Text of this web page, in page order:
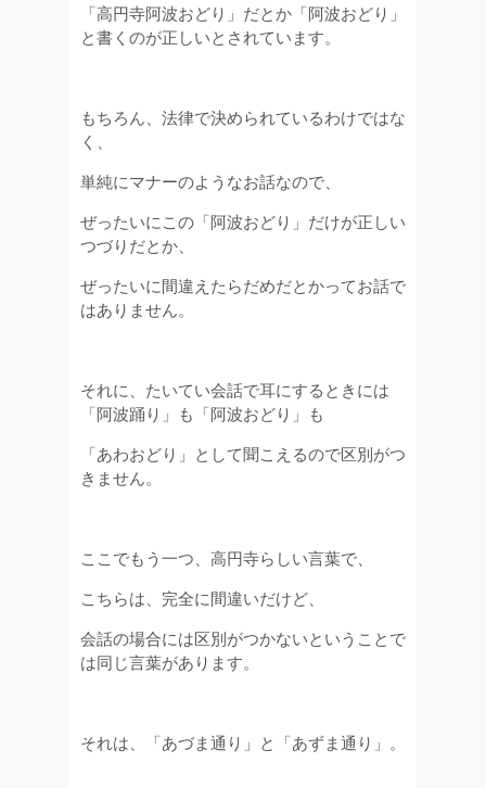
「高円寺阿波おどり」だとか「阿波おどり」
と書くのが正しいとされています。
もちろん、法律で決められているわけではな
く、
単純にマナーのようなお話なので、
ぜったいにこの「阿波おどり」だけが正しい
つづりだとか、
ぜったいに間違えたらだめだとかってお話で
はありません。
それに、たいてい会話で耳にするときには
「阿波踊り」も「阿波おどり」も
「あわおどり」として聞こえるので区別がつ
きません。
ここでもう一つ、高円寺らしい言葉で、
こちらは、完全に間違いだけど、
会話の場合には区別がつかないということで
は同じ言葉があります。
それは、「あづま通り」と「あずま通り」。